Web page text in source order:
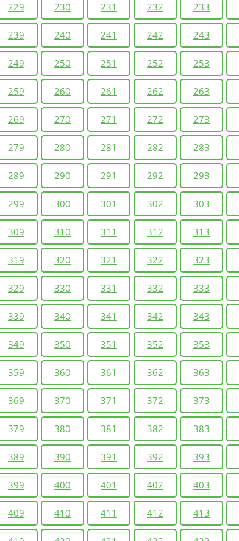
229 230 231 232 233
239 240 241 242 243
249 250 251 252 253
259 260 261 262 263
269 270 271 272 273
279 280 281 282 283
289 290 291 292 293
299 300 301 302 303
309 310 311 312 313
319 320 321 322 323
329 330 331 332 333
339 340 341 342 343
349 350 351 352 353
359 360 361 362 363
369 370 371 372 373
379 380 381 382 383
389 390 391 392 393
399 400 401 402 403
409 410 411 412 413